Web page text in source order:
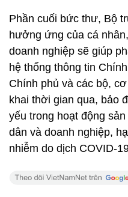
Phần cuối bức thư, Bộ
hưởng ứng của cá
doanh nghiệp sẽ giúp
hệ thống thông tin
Chính phủ và các bộ,
khai thời gian qua, bảo
yếu trong hoạt động
dân và doanh nghiệp,
nhiễm do dịch COVID-